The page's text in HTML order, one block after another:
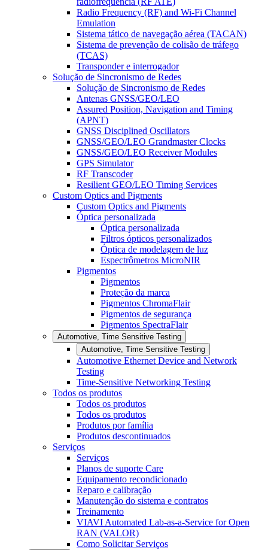
Radio Frequency (RF) and Wi-Fi Channel
Emulation
Sistema tático de navegação aérea (TACAN)
Sistema de prevenção de colisão de tráfego
(TCAS)
Transponder e interrogador
Solução de Sincronismo de Redes
Solução de Sincronismo de Redes
Antenas GNSS/GEO/LEO
Assured Position, Navigation and Timing
(APNT)
GNSS Disciplined Oscillators
GNSS/GEO/LEO Grandmaster Clocks
GNSS/GEO/LEO Receiver Modules
GPS Simulator
RF Transcoder
Resilient GEO/LEO Timing Services
Custom Optics and Pigments
Custom Optics and Pigments
Óptica personalizada
Óptica personalizada
Filtros ópticos personalizados
Óptica de modelagem de luz
Espectrômetros MicroNIR
Pigmentos
Pigmentos
Proteção da marca
Pigmentos ChromaFlair
Pigmentos de segurança
Pigmentos SpectraFlair
Automotive, Time Sensitive Testing
Automotive, Time Sensitive Testing
Automotive Ethernet Device and Network
Testing
Time-Sensitive Networking Testing
Todos os produtos
Todos os produtos
Todos os produtos
Produtos por família
Produtos descontinuados
Serviços
Serviços
Planos de suporte Care
Equipamento recondicionado
Reparo e calibração
Manutenção do sistema e contratos
Treinamento
VIAVI Automated Lab-as-a-Service for Open
RAN (VALOR)
Como Solicitar Serviços